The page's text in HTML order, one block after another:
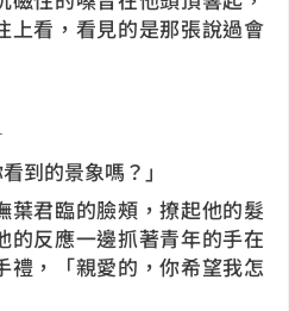
上看，看見的是那張說過會
到的景象嗎？」
葉君臨的臉頰，撩起他的髮
的反應一邊抓著青年的手在
禮，「親愛的，你希望我怎